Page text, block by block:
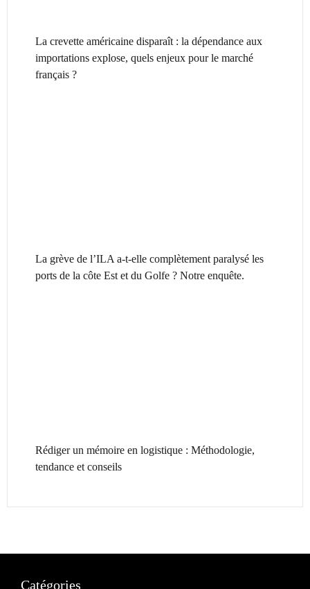
La crevette américaine disparaît : la dépendance aux
importations explose, quels enjeux pour le marché
français ?
La grève de l’ILA a-t-elle complètement paralysé les
ports de la côte Est et du Golfe ? Notre enquête.
Rédiger un mémoire en logistique : Méthodologie,
tendance et conseils
Catégories